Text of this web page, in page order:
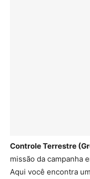
Controle Terrestre
missão da campanha
Aqui você encontra